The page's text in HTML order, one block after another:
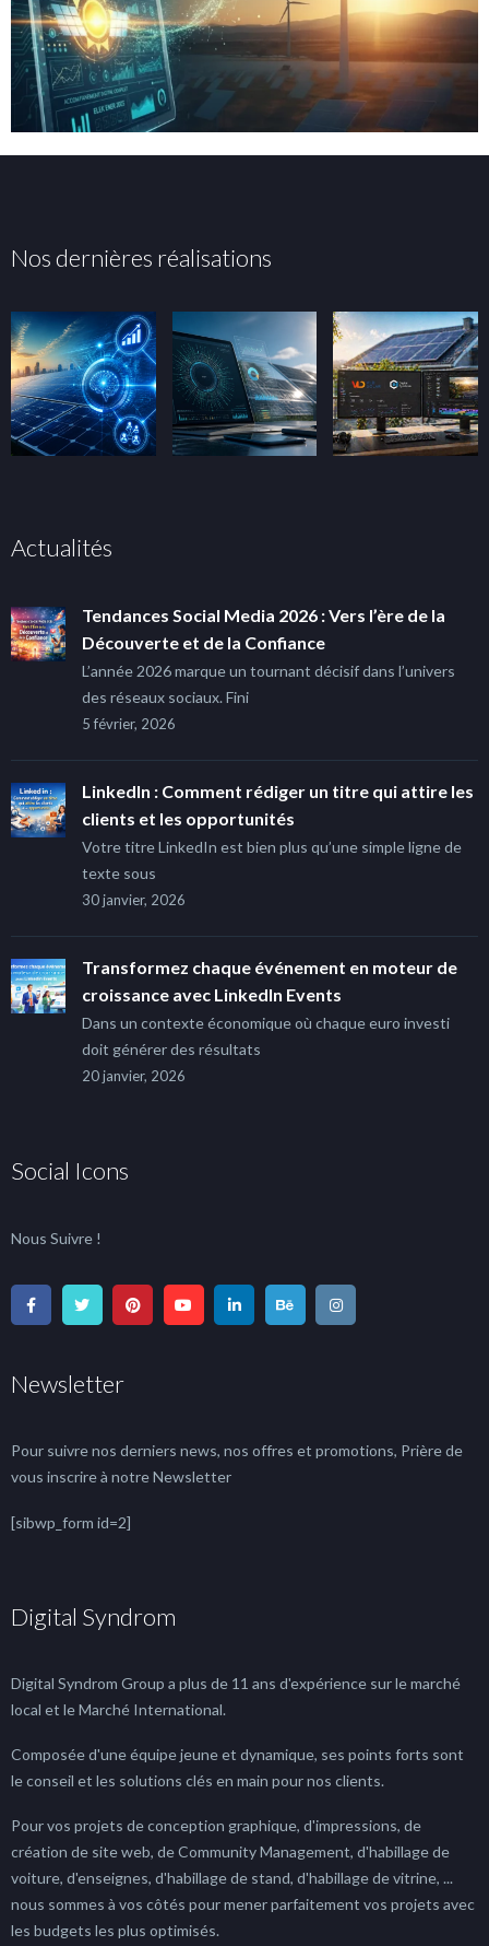
Nos dernières réalisations
Actualités
Tendances Social Media 2026 : Vers l’ère de la
Découverte et de la Confiance
L’année 2026 marque un tournant décisif dans l’univers
des réseaux sociaux. Fini
5 février, 2026
LinkedIn : Comment rédiger un titre qui attire les
clients et les opportunités
Votre titre LinkedIn est bien plus qu’une simple ligne de
texte sous
30 janvier, 2026
Transformez chaque événement en moteur de
croissance avec LinkedIn Events
Dans un contexte économique où chaque euro investi
doit générer des résultats
20 janvier, 2026
Social Icons
Nous Suivre !
Newsletter
Pour suivre nos derniers news, nos offres et promotions, Prière de
vous inscrire à notre Newsletter
[sibwp_form id=2]
Digital Syndrom
Digital Syndrom Group a plus de 11 ans d'expérience sur le marché
local et le Marché International.
Composée d'une équipe jeune et dynamique, ses points forts sont
le conseil et les solutions clés en main pour nos clients.
Pour vos projets de conception graphique, d'impressions, de
création de site web, de Community Management, d'habillage de
voiture, d'enseignes, d'habillage de stand, d'habillage de vitrine, ...
nous sommes à vos côtés pour mener parfaitement vos projets avec
les budgets les plus optimisés.